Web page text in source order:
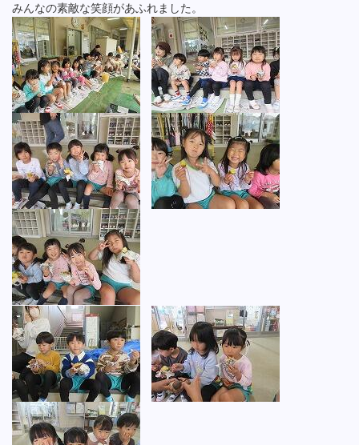
みんなの素敵な笑顔があふれました。